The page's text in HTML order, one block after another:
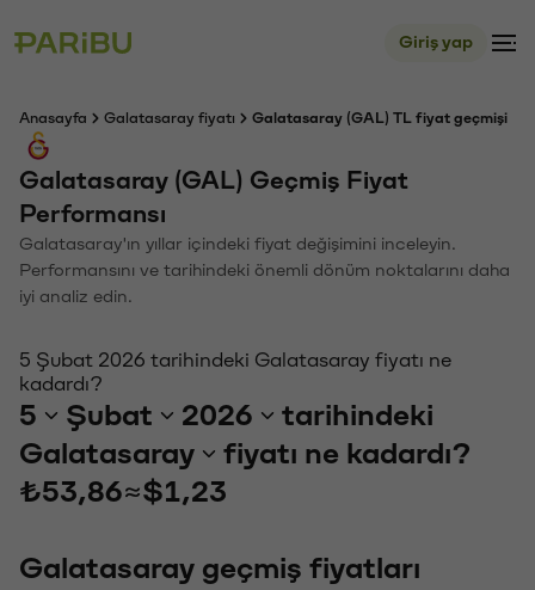
Giriş yap
Anasayfa Galatasaray fiyatı Galatasaray (GAL) TL fiyat geçmişi
Galatasaray (GAL) Geçmiş Fiyat
Performansı
Galatasaray'ın yıllar içindeki fiyat değişimini inceleyin.
Performansını ve tarihindeki önemli dönüm noktalarını daha
iyi analiz edin.
5 Şubat 2026 tarihindeki Galatasaray fiyatı ne
kadardı?
5 Şubat 2026
tarihindeki
Galatasaray
fiyatı ne kadardı?
₺53,86≈$1,23
Galatasaray geçmiş fiyatları